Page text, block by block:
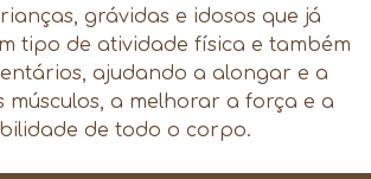
grávidas e idosos que já
tipo de atividade física e também
ajudando a alongar e a
músculos, a melhorar a força e a
de todo o corpo.